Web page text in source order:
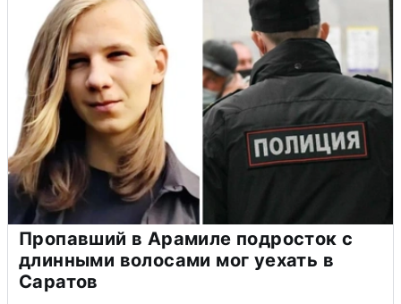
Пропавший в Арамиле подросток с
длинными волосами мог уехать в
Саратов